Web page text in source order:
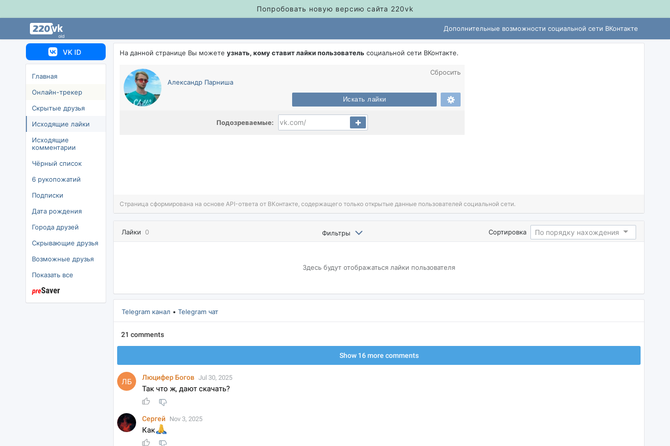
Попробовать новую версию сайта 220vk
old
Дополнительные возможности социальной сети ВКонтакте
VK ID
Главная
Онлайн-трекер
Скрытые друзья
Исходящие лайки
Исходящие
комментарии
Чёрный список
6 рукопожатий
Подписки
Дата рождения
Города друзей
Скрывающие друзья
озможные друзья
Показать все
На данной странице Вы можете узнать, кому ставит лайки пользователь социальной сети ВКонтакте.
Александр Парниша
Сбросить
Искать лайки
Подозреваемые:
Страница сформирована на основе API-ответа от ВКонтакте, содержащего только открытые данные пользователей социальной сети.
Лайки 0 Фильтры Сортировка По порядку нахождения
Здесь будут отображаться лайки пользователя
Telegram канал • Telegram чат